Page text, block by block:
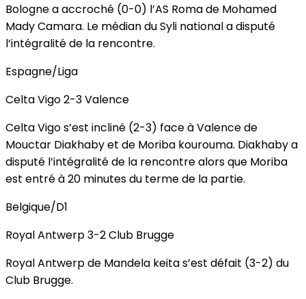
Bologne a accroché (0-0) l’AS Roma de Mohamed
Mady Camara. Le médian du Syli national a disputé
l’intégralité de la rencontre.
Espagne/Liga
Celta Vigo 2-3 Valence
Celta Vigo s’est incliné (2-3) face à Valence de
Mouctar Diakhaby et de Moriba kourouma. Diakhaby a
disputé l’intégralité de la rencontre alors que Moriba
est entré à 20 minutes du terme de la partie.
Belgique/D1
Royal Antwerp 3-2 Club Brugge
Royal Antwerp de Mandela keita s’est défait (3-2) du
Club Brugge.